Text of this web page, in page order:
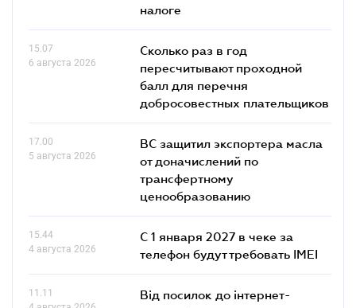
налоге
15.07
6 августа 2026
Сколько раз в год
пересчитывают проходной
балл для перечня
добросовестных плательщиков
17.00
5 августа 2026
ВС защитил экспортера масла
от доначислений по
трансфертному
ценообразованию
15.44
4 августа 2026
С 1 января 2027 в чеке за
телефон будут требовать IMEI
11.11
Від посилок до інтернет-